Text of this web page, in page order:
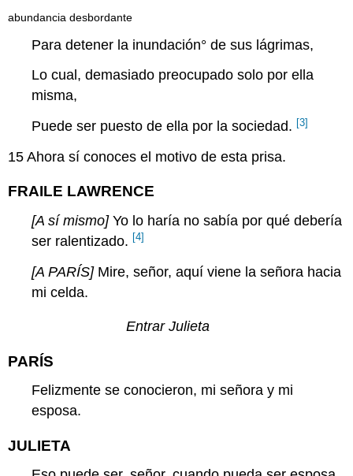
abundancia desbordante
Para detener la inundación° de sus lágrimas,
Lo cual, demasiado preocupado solo por ella
misma,
Puede ser puesto de ella por la sociedad. [3]
15 Ahora sí conoces el motivo de esta prisa.
FRAILE LAWRENCE
[A sí mismo]Yo lo haría no sabía por qué debería
ser ralentizado. [4]
[A PARÍS]Mire, señor, aquí viene la señora hacia
mi celda.
Entrar Julieta
PARÍS
Felizmente se conocieron, mi señora y mi
esposa.
JULIETA